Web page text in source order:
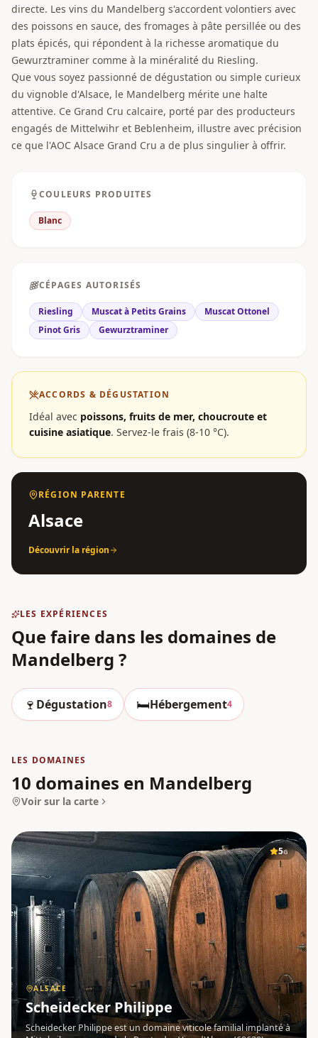
directe. Les vins du Mandelberg s'accordent volontiers avec
des poissons en sauce, des fromages à pâte persillée ou des
plats épicés, qui répondent à la richesse aromatique du
Gewurztraminer comme à la minéralité du Riesling.
Que vous soyez passionné de dégustation ou simple curieux
du vignoble d'Alsace, le Mandelberg mérite une halte
attentive. Ce Grand Cru calcaire, porté par des producteurs
engagés de Mittelwihr et Beblenheim, illustre avec précision
ce que l'AOC Alsace Grand Cru a de plus singulier à offrir.
COULEURS PRODUITES
Blanc
CÉPAGES AUTORISÉS
Riesling Muscat à Petits Grains
Muscat Ottonel
Pinot Gris
Gewurztraminer
ACCORDS & DÉGUSTATION
Idéal avec poissons, fruits de mer, choucroute et
cuisine asiatique. Servez-le frais (8-10 °C).
RÉGION PARENTE
Alsace
Découvrir la région
LES EXPÉRIENCES
Que faire dans les domaines de
Mandelberg ?
🍷 Dégustation8 🛏️Hébergement4
LES DOMAINES
10 domaines en Mandelberg
Voir sur la carte
5G
ALSACE
Scheidecker Philippe
Scheidecker Philippe est un domaine viticole familial implanté à